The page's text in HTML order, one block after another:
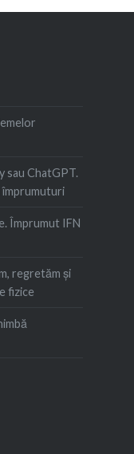
sau ChatGPT.
împrumuturi
Împrumut IFN
regretăm şi
fizice